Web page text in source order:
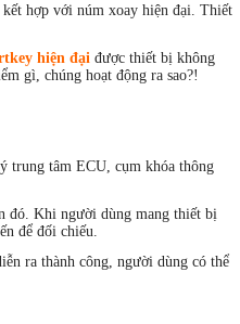
hợp với núm xoay hiện đại. Thiết
hiện đại được thiết bị không
gì, chúng hoạt động ra sao?!
trung tâm ECU, cụm khóa thông
đó. Khi người dùng mang thiết bị
để đối chiếu.
ra thành công, người dùng có thể